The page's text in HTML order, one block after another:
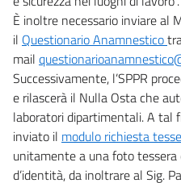
È inoltre necessario inviare al
il Questionario Anamnestico
mail
Successivamente, l’SPPR
e rilascerà il Nulla Osta che
laboratori dipartimentali. A tal
inviato il modulo richiesta
unitamente a una foto
d’identità, da inoltrare al Sig.